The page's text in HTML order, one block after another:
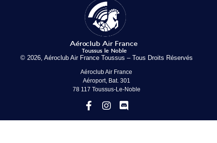
© 2026, Aéroclub Air France Toussus – Tous Droits Réservés
Aéroclub Air France
Aéroport, Bat. 301
78 117 Toussus-Le-Noble